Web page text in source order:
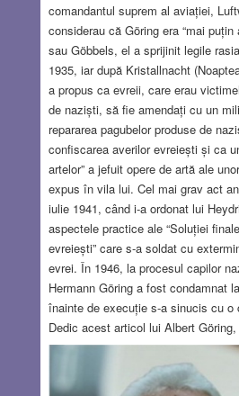
comandantul suprem al aviației,
considerau că Göring era “mai
sau Göbbels, el a sprijinit legile
1935, iar după Kristallnacht
a propus ca evreii, care erau
de naziști, să fie amendați cu un
repararea pagubelor produse de
confiscarea averilor evreiești și ca
artelor” a jefuit opere de artă ale
expus în vila lui. Cel mai grav act
iulie 1941, când i-a ordonat lui
aspectele practice ale “Soluției
evreiești” care s-a soldat cu
evrei. În 1946, la procesul capilor
Hermann Göring a fost condamnat
înainte de execuție s-a sinucis cu o
Dedic acest articol lui Albert
război Hermann Göring. Spre
Albert a fost recunoscut după
sute de evrei și dizidenți politici,